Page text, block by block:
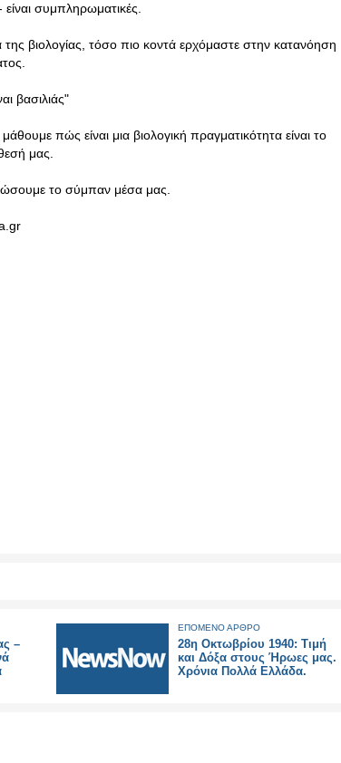
είναι συμπληρωματικές.
βιολογίας, τόσο πιο κοντά ερχόμαστε στην κατανόηση
βασιλιάς"
πώς είναι μια βιολογική πραγματικότητα είναι το
μας.
το σύμπαν μέσα μας.
–
ΕΠΟΜΕΝΟ ΑΡΘΡΟ
28η Οκτωβρίου 1940: Τιμή
και Δόξα στους Ήρωες μας.
Χρόνια Πολλά Ελλάδα.